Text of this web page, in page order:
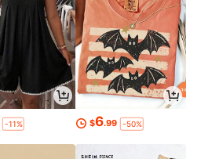
-11% $6.99 -50%